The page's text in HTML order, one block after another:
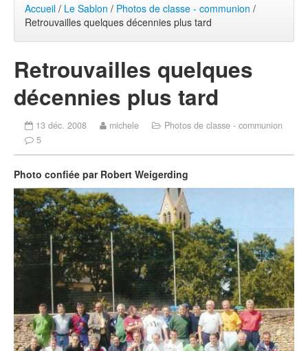
Accueil / Le Sablon / Photos de classe - communion /
Retrouvailles quelques décennies plus tard
Retrouvailles quelques
décennies plus tard
13 déc. 2008 michele
Photos de classe - communion
5
Photo confiée par Robert Weigerding